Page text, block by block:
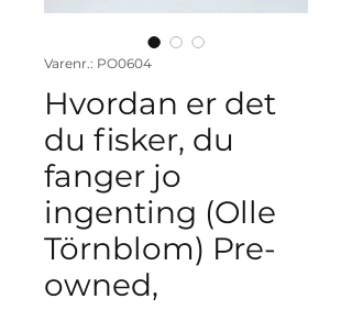
Varenr.: PO0604
Hvordan er det
du fisker, du
fanger jo
ingenting (Olle
Törnblom) Pre-
owned,